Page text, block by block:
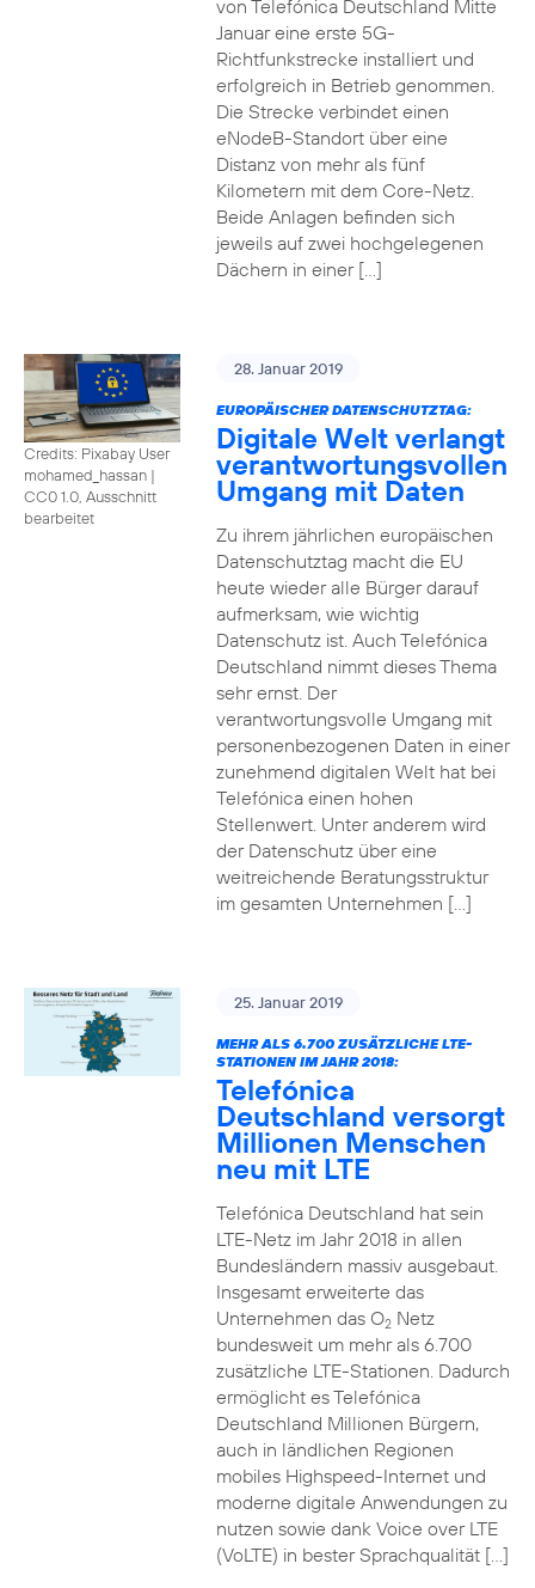
von Telefónica Deutschland Mitte
Januar eine erste 5G-
Richtfunkstrecke installiert und
erfolgreich in Betrieb genommen.
Die Strecke verbindet einen
eNodeB-Standort über eine
Distanz von mehr als fünf
Kilometern mit dem Core-Netz.
Beide Anlagen befinden sich
jeweils auf zwei hochgelegenen
Dächern in einer […]
Credits: Pixabay User
mohamed_hassan |
CC0 1.0, Ausschnitt
bearbeitet
28. Januar 2019
EUROPÄISCHER DATENSCHUTZTAG:
Digitale Welt verlangt
verantwortungsvollen
Umgang mit Daten
Zu ihrem jährlichen europäischen
Datenschutztag macht die EU
heute wieder alle Bürger darauf
aufmerksam, wie wichtig
Datenschutz ist. Auch Telefónica
Deutschland nimmt dieses Thema
sehr ernst. Der
verantwortungsvolle Umgang mit
personenbezogenen Daten in einer
zunehmend digitalen Welt hat bei
Telefónica einen hohen
Stellenwert. Unter anderem wird
der Datenschutz über eine
weitreichende Beratungsstruktur
im gesamten Unternehmen […]
25. Januar 2019
MEHR ALS 6.700 ZUSÄTZLICHE LTE-
STATIONEN IM JAHR 2018:
Telefónica
Deutschland versorgt
Millionen Menschen
neu mit LTE
Telefónica Deutschland hat sein
LTE-Netz im Jahr 2018 in allen
Bundesländern massiv ausgebaut.
Insgesamt erweiterte das
Unternehmen das O2Netz
bundesweit um mehr als 6.700
zusätzliche LTE-Stationen. Dadurch
ermöglicht es Telefónica
Deutschland Millionen Bürgern,
auch in ländlichen Regionen
mobiles Highspeed-Internet und
moderne digitale Anwendungen zu
nutzen sowie dank Voice over LTE
(VoLTE) in bester Sprachqualität […]